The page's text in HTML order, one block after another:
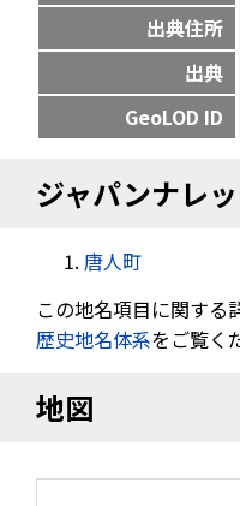
出典住所
出典
GeoLOD ID
ジャパンナレ
唐人町
この地名項目に関する
歴史地名体系をご覧く
地図